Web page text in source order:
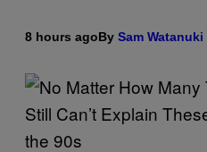
8 hours agoBy Sam Watanuki